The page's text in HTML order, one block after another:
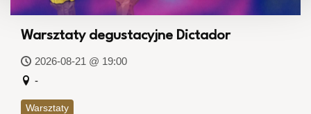
Warsztaty degustacyjne Dictador
2026-08-21 @ 19:00
-
Warsztaty